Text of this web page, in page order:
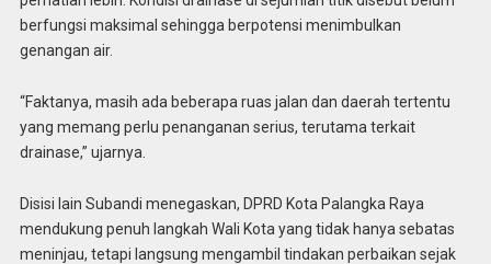
berfungsi maksimal sehingga berpotensi menimbulkan
genangan air.
“Faktanya, masih ada beberapa ruas jalan dan daerah tertentu
yang memang perlu penanganan serius, terutama terkait
drainase,” ujarnya.
Disisi lain Subandi menegaskan, DPRD Kota Palangka Raya
mendukung penuh langkah Wali Kota yang tidak hanya sebatas
meninjau, tetapi langsung mengambil tindakan perbaikan sejak